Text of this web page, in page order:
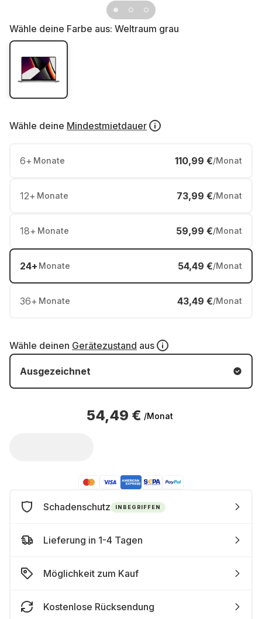
Wähle deine Farbe aus: Weltraum grau
Wähle deine Mindestmietdauer
6+ Monate 110,99 €/Monat
12+ Monate 73,99 €/Monat
18+ Monate 59,99 €/Monat
24+ Monate 54,49 €/Monat
36+ Monate 43,49 €/Monat
Wähle deinen Gerätezustand aus
Ausgezeichnet
54,49 € /Monat
Schadenschutz INBEGRIFFEN
Lieferung in 1-4 Tagen
Möglichkeit zum Kauf
Kostenlose Rücksendung